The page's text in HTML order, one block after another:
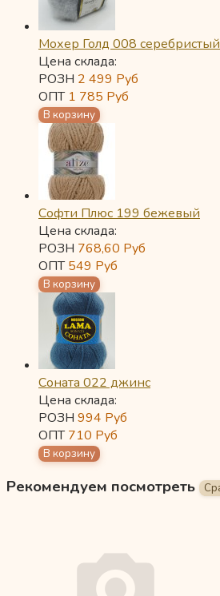
Мохер Голд 008 серебристый
Цена склада:
РОЗН 2 499 Руб
ОПТ 1 785 Руб
Софти Плюс 199 бежевый
Цена склада:
РОЗН 768,60 Руб
ОПТ549 Руб
Соната 022 джинс
Цена склада:
РОЗН 994 Руб
ОПТ710 Руб
Рекомендуем посмотреть